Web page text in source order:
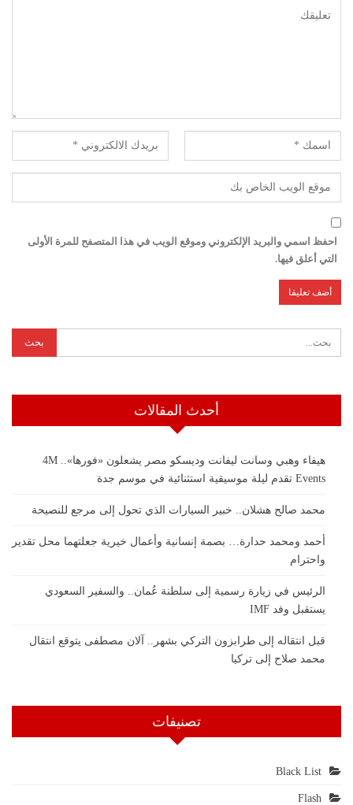
احفظ اسمي والبريد الإلكتروني وموقع الويب في هذا المتصفح للمرة الأولى
التي أعلق فيها.
أحدث المقالات
هيفاء وهبي وسانت ليفانت وديسكو مصر يشعلون «فورها».. 4M
Events تقدم ليلة موسيقية استثنائية في موسم جدة
محمد صالح هشلان.. خبير السيارات الذي تحول إلى مرجع للنصيحة
أحمد ومحمد حدارة… بصمة إنسانية وأعمال خيرية جعلتهما محل تقدير
واحترام
الرئيس في زيارة رسمية إلى سلطنة عُمان.. والسفير السعودي
يستقبل وفد IMF
قبل انتقاله إلى طرابزون التركي بشهر.. آلان مصطفى يتوقع انتقال
محمد صلاح إلى تركيا
تصنيفات
Black List
Flash